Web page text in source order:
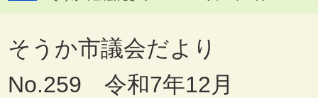
そうか市議会だより
No.259 令和7年12月